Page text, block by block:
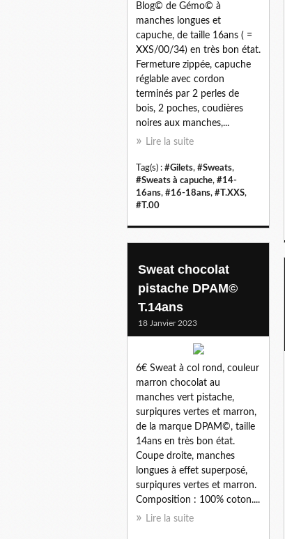
Blog© de Gémo© à
manches longues et
capuche, de taille 16ans ( =
XXS/00/34) en très bon état.
Fermeture zippée, capuche
réglable avec cordon
terminés par 2 perles de
bois, 2 poches, coudières
noires aux manches,...
Lire la suite
Tag(s) : #Gilets, #Sweats,
#Sweats à capuche, #14-
16ans, #16-18ans, #T.XXS,
#T.00
Sweat chocolat
pistache DPAM©
T.14ans
18 Janvier 2023
6€ Sweat à col rond, couleur
marron chocolat au
manches vert pistache,
surpiqures vertes et marron,
de la marque DPAM©, taille
14ans en très bon état.
Coupe droite, manches
longues à effet superposé,
surpiqures vertes et marron.
Composition : 100% coton....
Lire la suite